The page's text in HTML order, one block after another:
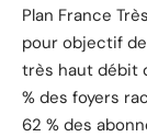
Plan France
pour objectif
très haut débit
% des foyers
62 % des